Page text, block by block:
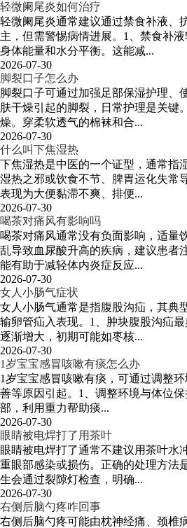
轻微阑尾炎如何治疗
轻微阑尾炎通常建议通过禁食补液、
主，但需警惕病情进展。1、禁食补
身体能量和水分平衡。这能减...
2026-07-30
脚裂口子怎么办
脚裂口子可通过加强足部保湿护理、
肤干燥引起的脚裂，日常护理是关键
燥。穿柔软透气的棉袜和合...
2026-07-30
什么叫下焦湿热
下焦湿热是中医的一个证型，通常指
湿热之邪或饮食不节、脾胃运化失常
表现为大便黏滞不爽、排便...
2026-07-30
喝茶对痛风有影响吗
喝茶对痛风通常没有负面影响，适量
乱导致血尿酸升高的疾病，建议患者
能有助于减轻体内炎症反应...
2026-07-30
女人小肠气症状
女人小肠气通常是指腹股沟疝，其典
输卵管疝入表现。1、肿块腹股沟疝
逐渐增大，初期可能如枣核...
2026-07-30
1岁宝宝感冒咳嗽有痰怎么办
1岁宝宝感冒咳嗽有痰，可通过调整
善等原因引起。1、调整环境与体位
部，利用重力帮助痰...
2026-07-30
眼睛被电焊打了用茶叶
眼睛被电焊打了通常不建议用茶叶水
重眼部感染或损伤。正确的处理方法
生会通过裂隙灯检查，明确...
2026-07-30
右侧后脑勺疼咋回事
右侧后脑勺疼可能由枕神经痛、颈椎